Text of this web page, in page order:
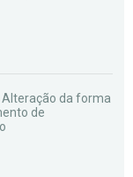
Alteração da forma
de